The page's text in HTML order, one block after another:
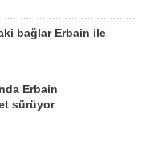
bağlar Erbain ile
Erbain
sürüyor